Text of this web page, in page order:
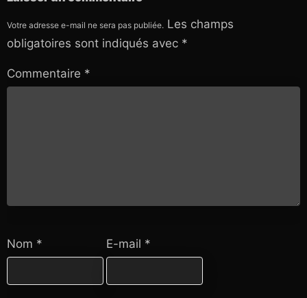
Votre adresse e-mail ne sera pas publiée. Les champs
obligatoires sont indiqués avec *
Commentaire *
Nom * E-mail *